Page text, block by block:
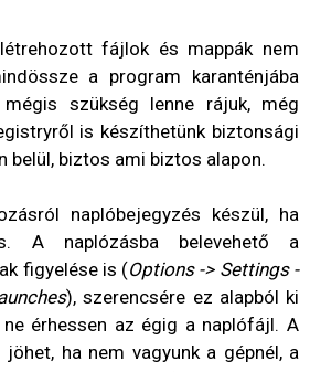
fájlok és mappák nem
a program karanténjába
szükség lenne rájuk, még
is készíthetünk biztonsági
belül, biztos ami biztos alapon.
naplóbejegyzés készül, ha
A naplózásba belevehető a
figyelése is (Options -> Settings -
), szerencsére ez alapból ki
érhessen az égig a naplófájl. A
ha nem vagyunk a gépnél, a